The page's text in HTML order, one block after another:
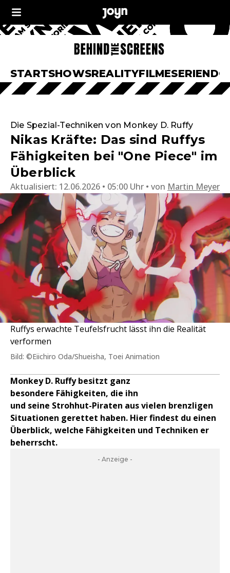
STARTSHOWSREALITYFILMESERIEN
Die Spezial-Techniken von Monkey D. Ruffy
Nikas Kräfte: Das sind Ruffys
Fähigkeiten bei "One Piece" im
Überblick
Aktualisiert: 12.06.2026 • 05:00 Uhr von Martin Meyer
Ruffys erwachte Teufelsfrucht lässt ihn die Realität
verformen
Bild: ©Eiichiro Oda/Shueisha, Toei Animation
Monkey D. Ruffy besitzt ganz
besondere Fähigkeiten, die ihn
und seine Strohhut-Piraten aus vielen brenzligen
Situationen gerettet haben. Hier findest du einen
Überblick, welche Fähigkeiten und Techniken er
beherrscht.
- Anzeige -